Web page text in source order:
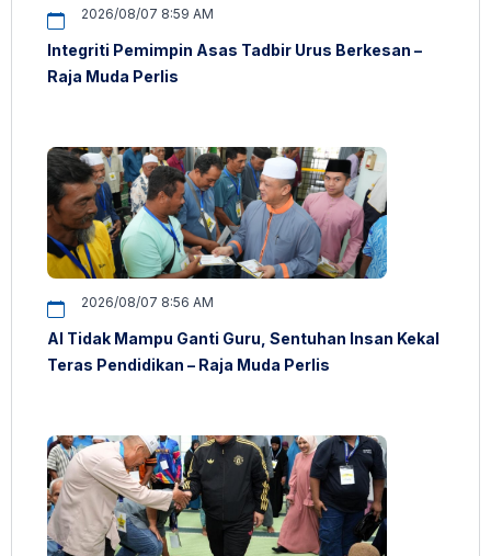
2026/08/07 8:59 AM
Integriti Pemimpin Asas Tadbir Urus Berkesan –
Raja Muda Perlis
2026/08/07 8:56 AM
AI Tidak Mampu Ganti Guru, Sentuhan Insan Kekal
Teras Pendidikan – Raja Muda Perlis